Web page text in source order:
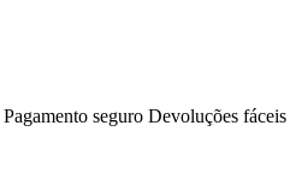
Pagamento seguro Devoluções fáceis